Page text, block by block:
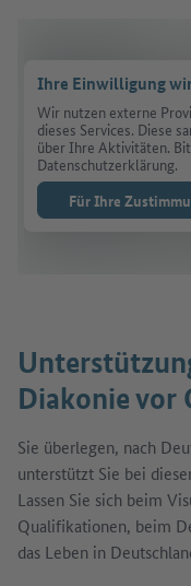
Ihre Einwilligung
Wir nutzen externe
dieses Services. Diese
über Ihre Aktivitäten.
Datenschutzerklärung.
Für Ihre
Diakonie vor
Sie überlegen, nach
unterstützt Sie bei
Lassen Sie sich beim
Qualifikationen, beim
das Leben in